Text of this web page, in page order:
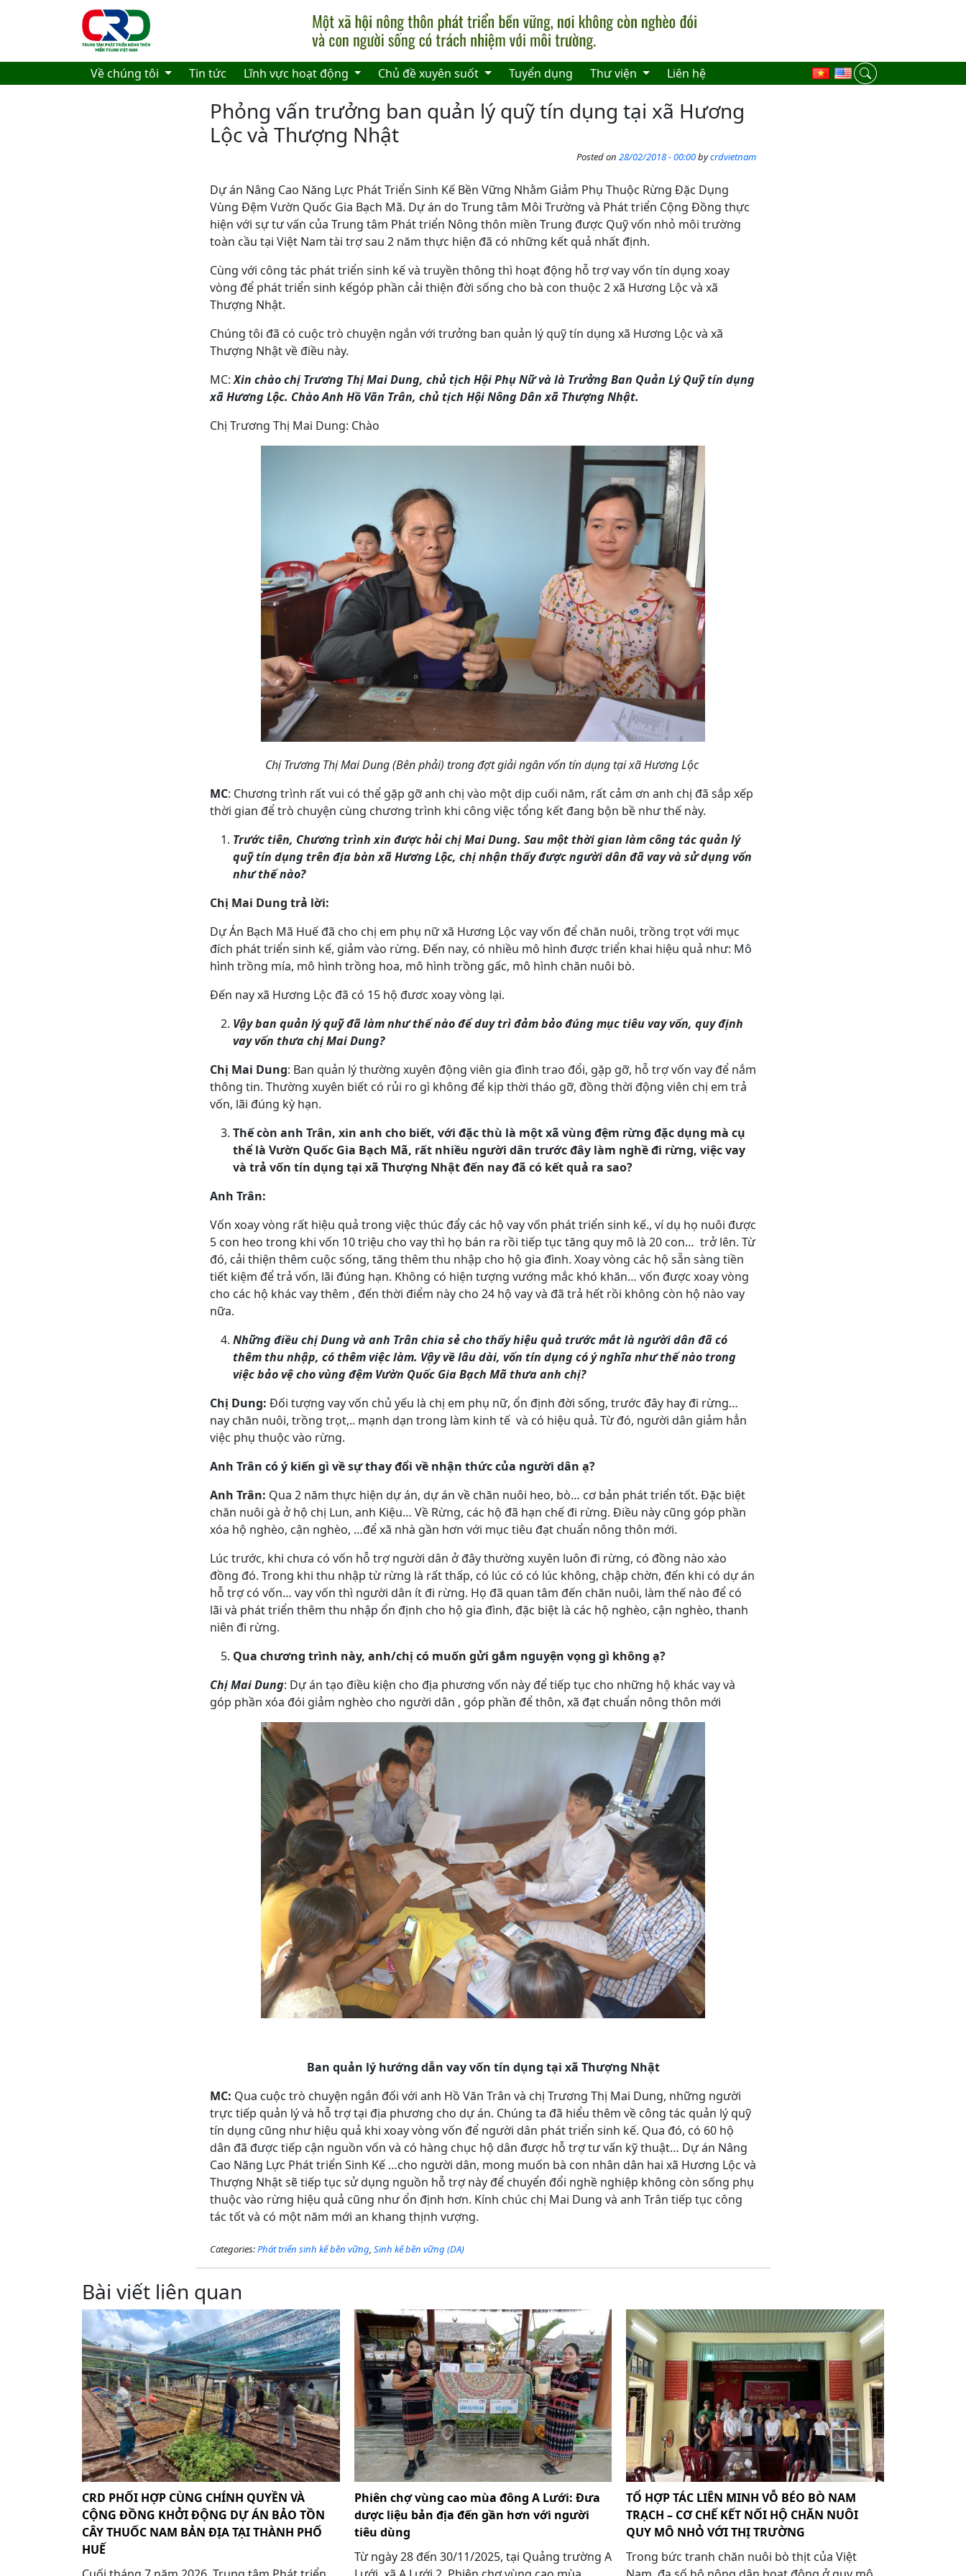
Skip to main content
Về chúng tôi Tin tức Lĩnh vực hoạt động Chủ đề xuyên suốt Tuyển dụng Thư viện Liên hệ
Phỏng vấn trưởng ban quản lý quỹ tín dụng tại xã Hương
Lộc và Thượng Nhật
Posted on 28/02/2018 - 00:00bycrdvietnam
Dự án Nâng Cao Năng Lực Phát Triển Sinh Kế Bền Vững Nhằm Giảm Phụ Thuộc Rừng Đặc Dụng
Vùng Đệm Vườn Quốc Gia Bạch Mã. Dự án do Trung tâm Môi Trường và Phát triển Cộng Đồng thực
hiện với sự tư vấn của Trung tâm Phát triển Nông thôn miền Trung được Quỹ vốn nhỏ môi trường
toàn cầu tại Việt Nam tài trợ sau 2 năm thực hiện đã có những kết quả nhất định.
Cùng với công tác phát triển sinh kế và truyền thông thì hoạt động hỗ trợ vay vốn tín dụng xoay
vòng để phát triển sinh kếgóp phần cải thiện đời sống cho bà con thuộc 2 xã Hương Lộc và xã
Thượng Nhật.
Chúng tôi đã có cuộc trò chuyện ngắn với trưởng ban quản lý quỹ tín dụng xã Hương Lộc và xã
Thượng Nhật về điều này.
MC:Xin chào chị Trương Thị Mai Dung, chủ tịch Hội Phụ Nữ và là Trưởng Ban Quản Lý Quỹ tín dụng
xã Hương Lộc. Chào Anh Hồ Văn Trân, chủ tịch Hội Nông Dân xã Thượng Nhật.
Chị Trương Thị Mai Dung: Chào
Chị Trương Thị Mai Dung (Bên phải) trong đợt giải ngân vốn tín dụng tại xã Hương Lộc
MC: Chương trình rất vui có thể gặp gỡ anh chị vào một dịp cuối năm, rất cảm ơn anh chị đã sắp xếp
thời gian để trò chuyện cùng chương trình khi công việc tổng kết đang bộn bề như thế này.
Trước tiên, Chương trình xin được hỏi chị Mai Dung. Sau một thời gian làm công tác quản lý
quỹ tín dụng trên địa bàn xã Hương Lộc, chị nhận thấy được người dân đã vay và sử dụng vốn
như thế nào?
Chị Mai Dung trả lời:
Dự Án Bạch Mã Huế đã cho chị em phụ nữ xã Hương Lộc vay vốn để chăn nuôi, trồng trọt với mục
đích phát triển sinh kế, giảm vào rừng. Đến nay, có nhiều mô hình được triển khai hiệu quả như: Mô
hình trồng mía, mô hình trồng hoa, mô hình trồng gấc, mô hình chăn nuôi bò.
Đến nay xã Hương Lộc đã có 15 hộ đươc xoay vòng lại.
Vậy ban quản lý quỹ đã làm như thế nào để duy trì đảm bảo đúng mục tiêu vay vốn, quy định
vay vốn thưa chị Mai Dung?
Chị Mai Dung: Ban quản lý thường xuyên động viên gia đình trao đổi, gặp gỡ, hỗ trợ vốn vay để nắm
thông tin. Thường xuyên biết có rủi ro gì không để kịp thời tháo gỡ, đồng thời động viên chị em trả
vốn, lãi đúng kỳ hạn.
Thế còn anh Trân, xin anh cho biết, với đặc thù là một xã vùng đệm rừng đặc dụng mà cụ
thể là Vườn Quốc Gia Bạch Mã, rất nhiều người dân trước đây làm nghề đi rừng, việc vay
và trả vốn tín dụng tại xã Thượng Nhật đến nay đã có kết quả ra sao?
Anh Trân:
Vốn xoay vòng rất hiệu quả trong việc thúc đẩy các hộ vay vốn phát triển sinh kế., ví dụ họ nuôi được
5 con heo trong khi vốn 10 triệu cho vay thì họ bán ra rồi tiếp tục tăng quy mô là 20 con… trở lên. Từ
đó, cải thiện thêm cuộc sống, tăng thêm thu nhập cho hộ gia đình. Xoay vòng các hộ sẵn sàng tiền
tiết kiệm để trả vốn, lãi đúng hạn. Không có hiện tượng vướng mắc khó khăn… vốn được xoay vòng
cho các hộ khác vay thêm , đến thời điểm này cho 24 hộ vay và đã trả hết rồi không còn hộ nào vay
nữa.
Những điều chị Dung và anh Trân chia sẻ cho thấy hiệu quả trước mắt là người dân đã có
thêm thu nhập, có thêm việc làm. Vậy về lâu dài, vốn tín dụng có ý nghĩa như thế nào trong
việc bảo vệ cho vùng đệm Vườn Quốc Gia Bạch Mã thưa anh chị?
Chị Dung: Đối tượng vay vốn chủ yếu là chị em phụ nữ, ổn định đời sống, trước đây hay đi rừng…
nay chăn nuôi, trồng trọt,.. mạnh dạn trong làm kinh tế và có hiệu quả. Từ đó, người dân giảm hẳn
việc phụ thuộc vào rừng.
Anh Trân có ý kiến gì về sự thay đổi về nhận thức của người dân ạ?
Anh Trân: Qua 2 năm thực hiện dự án, dự án về chăn nuôi heo, bò… cơ bản phát triển tốt. Đặc biệt
chăn nuôi gà ở hộ chị Lun, anh Kiệu… Về Rừng, các hộ đã hạn chế đi rừng. Điều này cũng góp phần
xóa hộ nghèo, cận nghèo, …để xã nhà gần hơn với mục tiêu đạt chuẩn nông thôn mới.
Lúc trước, khi chưa có vốn hỗ trợ người dân ở đây thường xuyên luôn đi rừng, có đồng nào xào
đồng đó. Trong khi thu nhập từ rừng là rất thấp, có lúc có có lúc không, chập chờn, đến khi có dự án
hỗ trợ có vốn… vay vốn thì người dân ít đi rừng. Họ đã quan tâm đến chăn nuôi, làm thế nào để có
lãi và phát triển thêm thu nhập ổn định cho hộ gia đình, đặc biệt là các hộ nghèo, cận nghèo, thanh
niên đi rừng.
Qua chương trình này, anh/chị có muốn gửi gắm nguyện vọng gì không ạ?
Chị Mai Dung: Dự án tạo điều kiện cho địa phương vốn này để tiếp tục cho những hộ khác vay và
góp phần xóa đói giảm nghèo cho người dân , góp phần để thôn, xã đạt chuẩn nông thôn mới
Ban quản lý hướng dẫn vay vốn tín dụng tại xã Thượng Nhật
MC: Qua cuộc trò chuyện ngắn đối với anh Hồ Văn Trân và chị Trương Thị Mai Dung, những người
trực tiếp quản lý và hỗ trợ tại địa phương cho dự án. Chúng ta đã hiểu thêm về công tác quản lý quỹ
tín dụng cũng như hiệu quả khi xoay vòng vốn để người dân phát triển sinh kế. Qua đó, có 60 hộ
dân đã được tiếp cận nguồn vốn và có hàng chục hộ dân được hỗ trợ tư vấn kỹ thuật… Dự án Nâng
Cao Năng Lực Phát triển Sinh Kế …cho người dân, mong muốn bà con nhân dân hai xã Hương Lộc và
Thượng Nhật sẽ tiếp tục sử dụng nguồn hỗ trợ này để chuyển đổi nghề nghiệp không còn sống phụ
thuộc vào rừng hiệu quả cũng như ổn định hơn. Kính chúc chị Mai Dung và anh Trân tiếp tục công
tác tốt và có một năm mới an khang thịnh vượng.
Categories:Phát triển sinh kế bền vững, Sinh kế bền vững (DA)
Bài viết liên quan
CRD PHỐI HỢP CÙNG CHÍNH QUYỀN VÀ
CỘNG ĐỒNG KHỞI ĐỘNG DỰ ÁN BẢO TỒN
CÂY THUỐC NAM BẢN ĐỊA TẠI THÀNH PHỐ
HUẾ
Phiên chợ vùng cao mùa đông A Lưới: Đưa
dược liệu bản địa đến gần hơn với người
tiêu dùng
Từ ngày 28 đến 30/11/2025, tại Quảng trường A
TỔ HỢP TÁC LIÊN MINH VỖ BÉO BÒ NAM
TRẠCH – CƠ CHẾ KẾT NỐI HỘ CHĂN NUÔI
QUY MÔ NHỎ VỚI THỊ TRƯỜNG
Trong bức tranh chăn nuôi bò thịt của Việt